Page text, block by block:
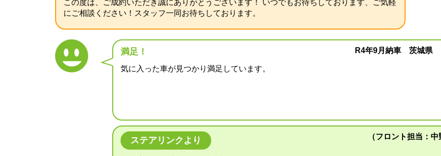
この度は、ご成約いただき誠にありがとうございます！ いつでもお待ちしております、ご気軽
にご相談ください！スタッフ一同お待ちしております。
満足！ R4年9月納車 茨城県
気に入った車が見つかり満足しています。
ステアリンクより （フロント担当：中